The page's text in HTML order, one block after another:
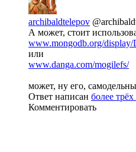
archibaldtelepov
А может, стоит
www.mongodb.org/
или
www.danga.com/mogilefs/
может, ну его,
Ответ написан более трёх
Комментировать